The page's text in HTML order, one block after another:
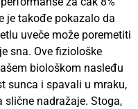
je takođe pokazalo da
uveče može poremetiti
sna. Ove fiziološke
biološkom nasleđu
sunca i spavali u mraku,
nadražaje. Stoga,